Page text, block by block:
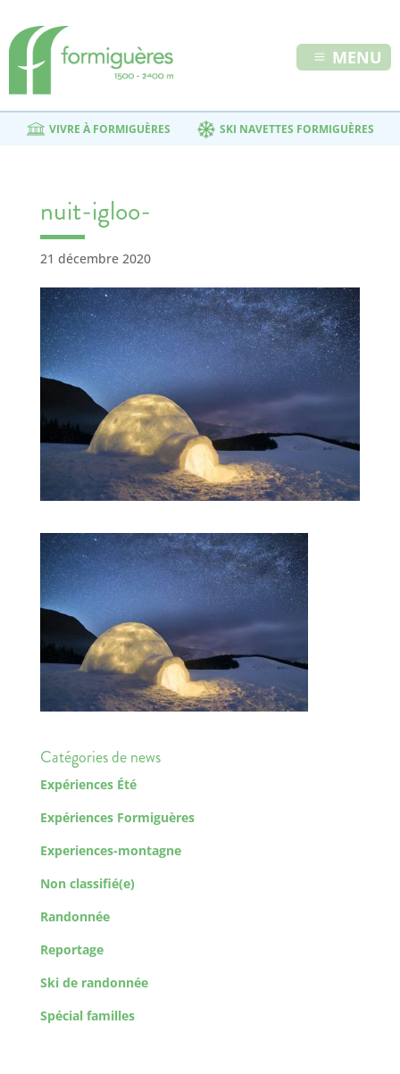
MENU
VIVRE À FORMIGUÈRES SKI NAVETTES FORMIGUÈRES
nuit-igloo-
21 décembre 2020
Catégories de news
Expériences Été
Expériences Formiguères
Experiences-montagne
Non classifié(e)
Randonnée
Reportage
Ski de randonnée
Spécial familles